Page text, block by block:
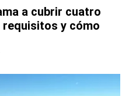
a cubrir cuatro
y cómo